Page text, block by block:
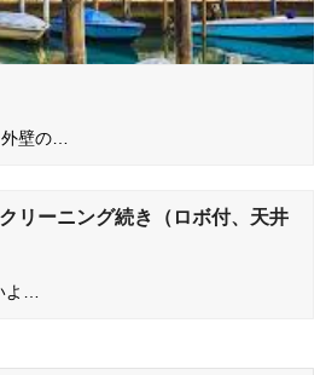
壁の…
リーニング続き（ロボ付、天井
…